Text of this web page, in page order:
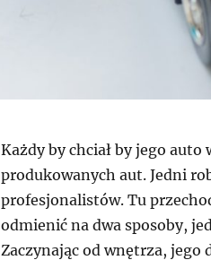
Każdy by chciał by jego
produkowanych aut. Jedni
profesjonalistów. Tu
odmienić na dwa sposoby,
Zaczynając od wnętrza, jego